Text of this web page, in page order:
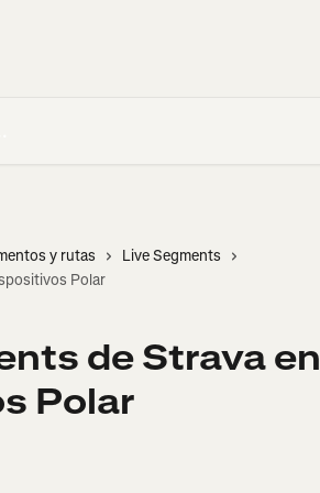
y rutas
Live Segments
Polar
de Strava en
Polar